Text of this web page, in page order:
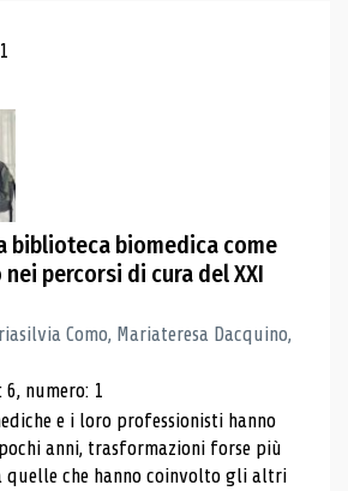
ricerca
biblioteca biomedica come
percorsi di cura del XXI
Como, Mariateresa Dacquino,
6, numero: 1
e i loro professionisti hanno
anni, trasformazioni forse più
quelle che hanno coinvolto gli altri